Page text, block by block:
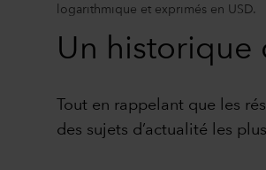
logarithmique et exprimés en USD.
Un historique
Tout en rappelant que les
des sujets d’actualité les